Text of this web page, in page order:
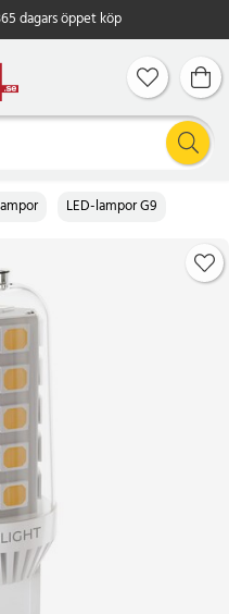
dagars öppet köp
LED-lampor G9